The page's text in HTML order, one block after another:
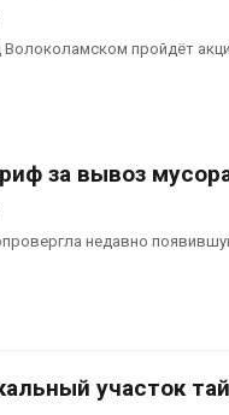
Волоколамском пройдёт
за вывоз
недавно
участок